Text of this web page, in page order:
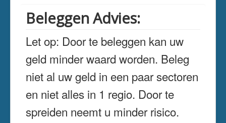
Beleggen Advies:
Let op: Door te beleggen kan uw
geld minder waard worden. Beleg
niet al uw geld in een paar sectoren
en niet alles in 1 regio. Door te
spreiden neemt u minder risico.